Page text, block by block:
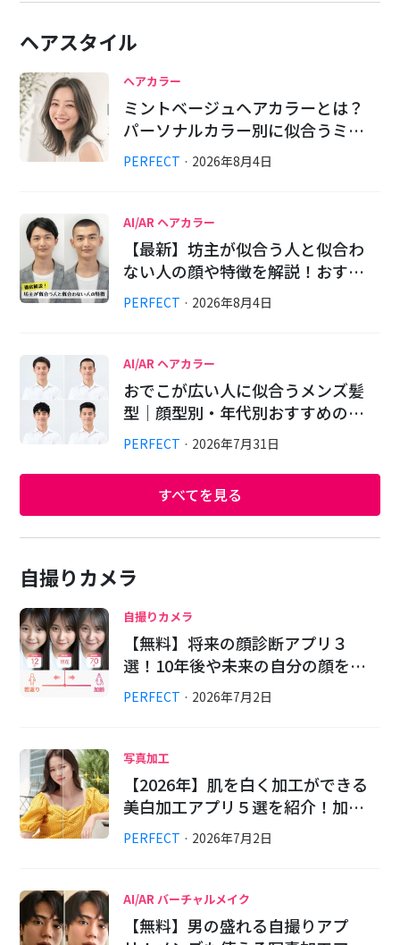
ヘアスタイル
ヘアカラー
ミントベージュヘアカラーとは？
パーソナルカラー別に似合うミ…
PERFECT · 2026年8月4日
AI/AR ヘアカラー
【最新】坊主が似合う人と似合わ
ない人の顔や特徴を解説！おす…
PERFECT · 2026年8月4日
AI/AR ヘアカラー
おでこが広い人に似合うメンズ髪
型｜顔型別・年代別おすすめの…
PERFECT · 2026年7月31日
すべてを見る
自撮りカメラ
自撮りカメラ
【無料】将来の顔診断アプリ３
選！10年後や未来の自分の顔を…
PERFECT · 2026年7月2日
写真加工
【2026年】肌を白く加工ができる
美白加工アプリ５選を紹介！加…
PERFECT · 2026年7月2日
AI/AR バーチャルメイク
【無料】男の盛れる自撮りアプ